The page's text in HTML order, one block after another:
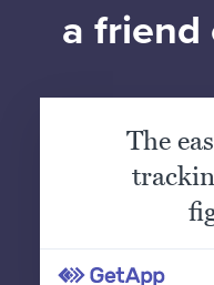
a friend
The